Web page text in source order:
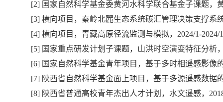
[2] 国家自然科学基金委黄河水科学联合基金子课题，
[3] 横向项目，秦岭北麓生态系统碳汇管理决策支撑系
[4] 横向项目，青藏高原径流监测与模拟， 2024/1-2024/
[5] 国家重点研发计划子课题，山洪时空演变特征分析
[6] 国家自然科学基金青年项目，基于多时相遥感影像
[7] 陕西省自然科学基金面上项目，基于多源遥感数据
[8] 陕西省普通高校青年杰出人才计划，水文遥感，